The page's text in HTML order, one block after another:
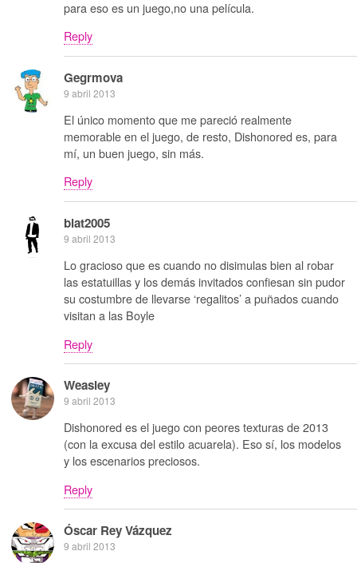
para eso es un juego,no una película.
Reply
Gegrmova
9 abril 2013
El único momento que me pareció realmente
memorable en el juego, de resto, Dishonored es, para
mí, un buen juego, sin más.
Reply
blat2005
9 abril 2013
Lo gracioso que es cuando no disimulas bien al robar
las estatuillas y los demás invitados confiesan sin pudor
su costumbre de llevarse ‘regalitos’ a puñados cuando
visitan a las Boyle
Reply
Weasley
9 abril 2013
Dishonored es el juego con peores texturas de 2013
(con la excusa del estilo acuarela). Eso sí, los modelos
y los escenarios preciosos.
Reply
Óscar Rey Vázquez
9 abril 2013